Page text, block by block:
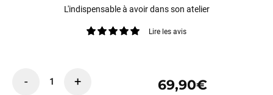
L'indispensable à avoir dans son atelier
Lire les avis
- 1 + 69,90€